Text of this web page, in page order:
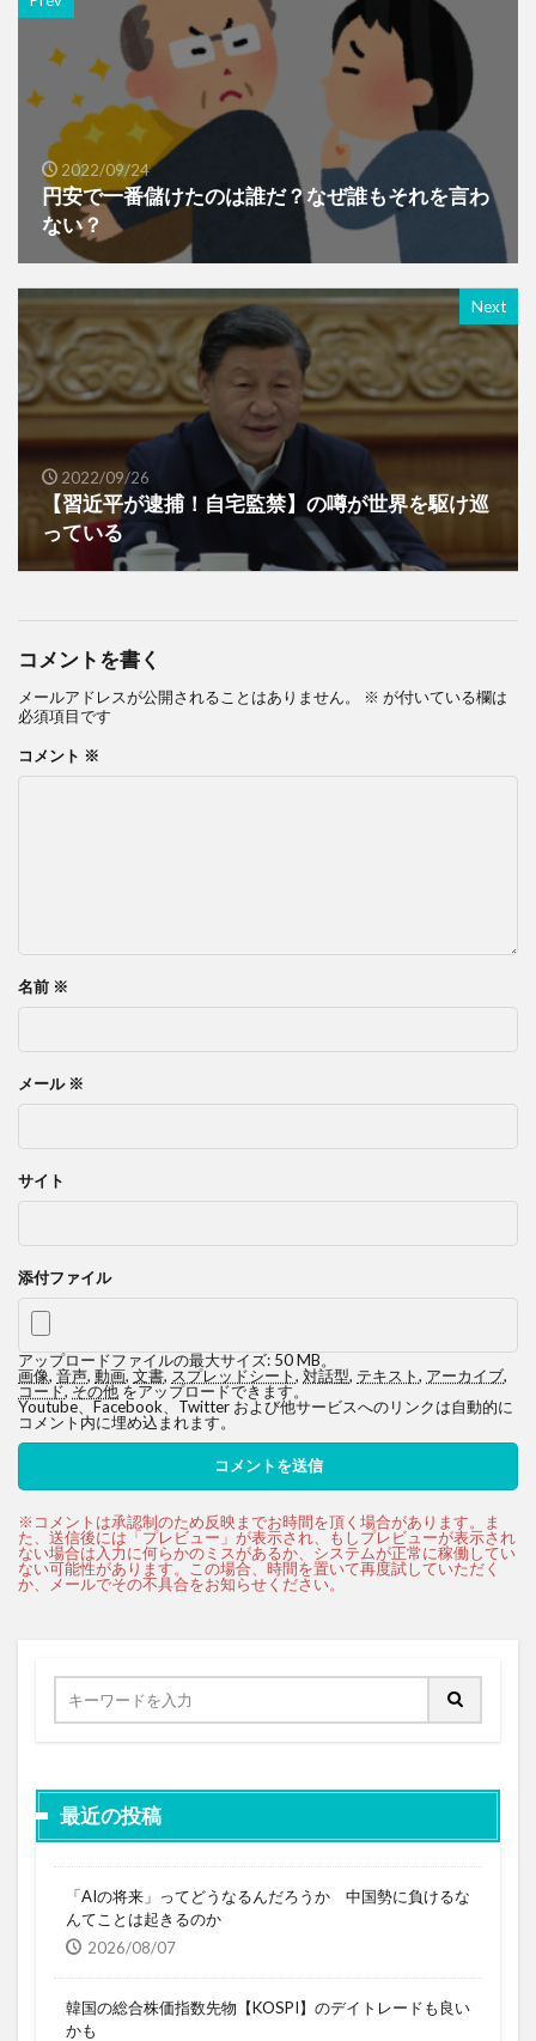
2022/09/24
円安で一番儲けたのは誰だ？なぜ誰もそれを言わ
ない？
Next
2022/09/26
【習近平が逮捕！自宅監禁】の噂が世界を駆け巡
っている
コメントを書く
メールアドレスが公開されることはありません。 ※ が付いている欄は
必須項目です
コメント ※
名前 ※
メール ※
サイト
添付ファイル
アップロードファイルの最大サイズ: 50 MB。
画像,音声, 動画,文書, スプレッドシート, 対話型, テキスト, アーカイブ,
コード,その他をアップロードできます。
Youtube、Facebook、Twitter および他サービスへのリンクは自動的に
コメント内に埋め込まれます。
最近の投稿
「AIの将来」ってどうなるんだろうか 中国勢に負けるな
んてことは起きるのか
2026/08/07
韓国の総合株価指数先物【KOSPI】のデイトレードも良い
かも